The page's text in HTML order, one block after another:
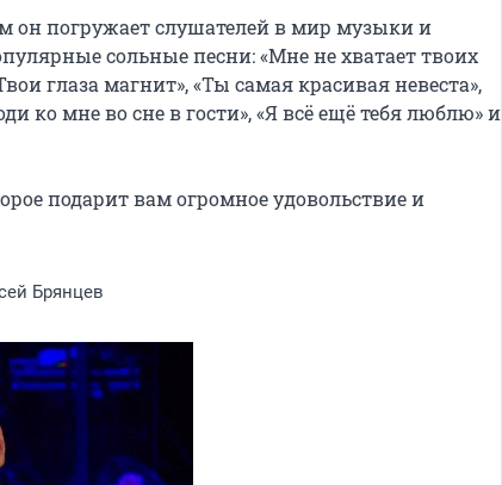
погружает слушателей в мир музыки и
сольные песни: «Мне не хватает твоих
глаза магнит», «Ты самая красивая невеста»,
ко мне во сне в гости», «Я всё ещё тебя люблю» и
подарит вам огромное удовольствие и
Брянцев